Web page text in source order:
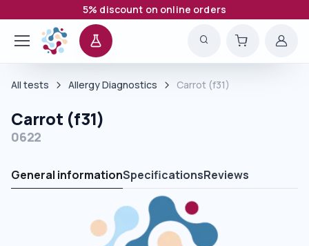
5% discount on online orders
All tests Allergy Diagnostics Carrot (f31)
Carrot (f31)
0622
General informationSpecificationsReviews